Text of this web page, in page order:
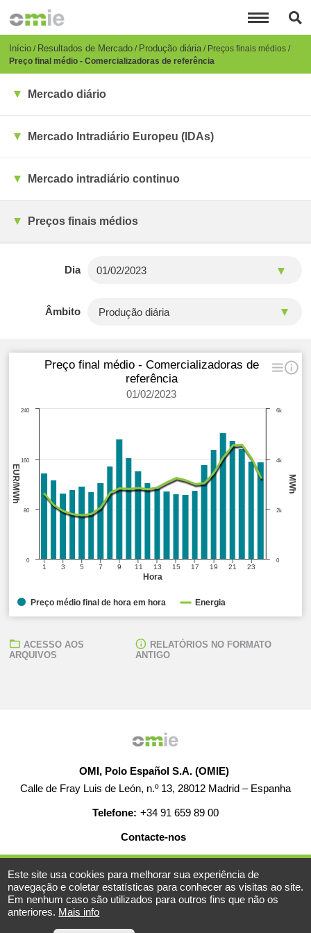
para
conteúdo
principal
Breadcrumb
Início Resultados de Mercado Produção diária Preços finais médios
Preço final médio - Comercializadoras de referência
Mercado diário
Mercado Intradiário Europeu (IDAs)
Mercado intradiário continuo
Preços finais médios
Dia
Âmbito
Hora
MWh
EUR/MWh
Preço final médio - Comercializadoras de
referência
01/02/2023
1 3 5 7 9 11 13 15 17 19 21 23
0
2k
4k
6k
0
80
160
240
Preço médio final de hora em hora Energia
ACESSO AOS
ARQUIVOS
RELATÓRIOS NO FORMATO
ANTIGO
OMI, Polo Español S.A. (OMIE)
Calle de Fray Luis de León, n.º 13, 28012 Madrid – Espanha
Telefone: +34 91 659 89 00
Contacte-nos
© 2019-2026 - Todos os direitos reservados
AJUDA EMPREGO MAPA WEB AVISO LEGAL
Este site usa cookies para melhorar sua experiência de
navegação e coletar estatísticas para conhecer as visitas ao site.
Em nenhum caso são utilizados para outros fins que não os
anteriores. Mais info